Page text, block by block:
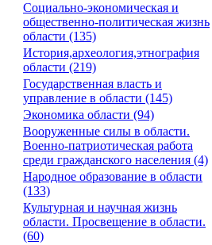
Социально-экономическая и
общественно-политическая жизнь
области (135)
История,археология,этнография
области (219)
Государственная власть и
управление в области (145)
Экономика области (94)
Вооруженные силы в области.
Военно-патриотическая работа
среди гражданского населения (4)
Народное образование в области
(133)
Культурная и научная жизнь
области. Просвещение в области.
(60)